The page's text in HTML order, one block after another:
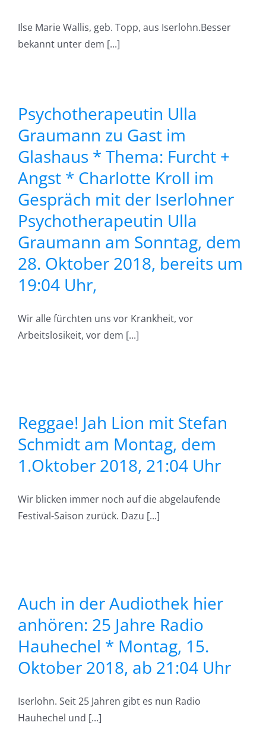
Ilse Marie Wallis, geb. Topp, aus Iserlohn.Besser
bekannt unter dem [...]
Psychotherapeutin Ulla
Graumann zu Gast im
Glashaus * Thema: Furcht +
Angst * Charlotte Kroll im
Gespräch mit der Iserlohner
Psychotherapeutin Ulla
Graumann am Sonntag, dem
28. Oktober 2018, bereits um
19:04 Uhr,
Wir alle fürchten uns vor Krankheit, vor
Arbeitslosikeit, vor dem [...]
Reggae! Jah Lion mit Stefan
Schmidt am Montag, dem
1.Oktober 2018, 21:04 Uhr
Wir blicken immer noch auf die abgelaufende
Festival-Saison zurück. Dazu [...]
Auch in der Audiothek hier
anhören: 25 Jahre Radio
Hauhechel * Montag, 15.
Oktober 2018, ab 21:04 Uhr
Iserlohn. Seit 25 Jahren gibt es nun Radio
Hauhechel und [...]